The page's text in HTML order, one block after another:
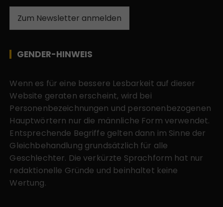
Zum Newsletter anmelden
GENDER-HINWEIS
Wenn es für eine bessere Lesbarkeit auf dieser
Website geraten erscheint, wird bei
Personenbezeichnungen und personenbezogenen
Hauptwörtern nur die männliche Form verwendet.
Entsprechende Begriffe gelten dann im Sinne der
Gleichbehandlung grundsätzlich für alle
Geschlechter. Die verkürzte Sprachform hat nur
redaktionelle Gründe und beinhaltet keine
Wertung.